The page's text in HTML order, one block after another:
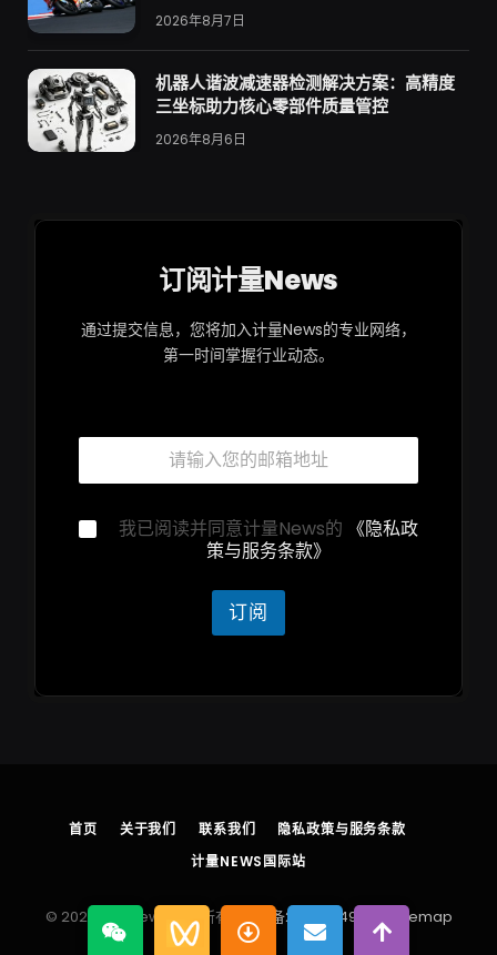
2026年8月7日
机器人谐波减速器检测解决方案：高精度
三坐标助力核心零部件质量管控
2026年8月6日
订阅计量News
通过提交信息，您将加入计量News的专业网络，
第一时间掌握行业动态。
邮
箱
私
声
明
邮
*
隐
我已阅读并同意计量News的 《隐私政
策与服务条款》
订阅
首页 关于我们 联系我们
隐私政策与服务条款
计量NEWS国际站
© 2026 计量News 版权所有 浙ICP备2025204930号 sitemap